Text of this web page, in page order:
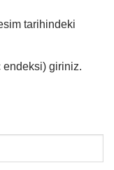
tarihindeki
giriniz.